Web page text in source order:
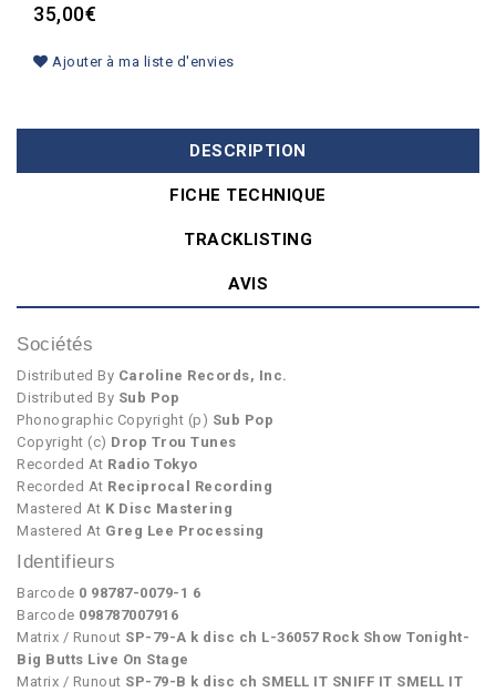
35,00€
Ajouter à ma liste d'envies
DESCRIPTION
FICHE TECHNIQUE
TRACKLISTING
AVIS
Sociétés
Distributed By Caroline Records, Inc.
Distributed By Sub Pop
Phonographic Copyright (p) Sub Pop
Copyright (c) Drop Trou Tunes
Recorded At Radio Tokyo
Recorded At Reciprocal Recording
Mastered At K Disc Mastering
Mastered At Greg Lee Processing
Identifieurs
Barcode 0 98787-0079-1 6
Barcode 098787007916
Matrix / Runout SP-79-A k disc ch L-36057 Rock Show Tonight-
Big Butts Live On Stage
Matrix / Runout SP-79-B k disc ch SMELL IT SNIFF IT SMELL IT